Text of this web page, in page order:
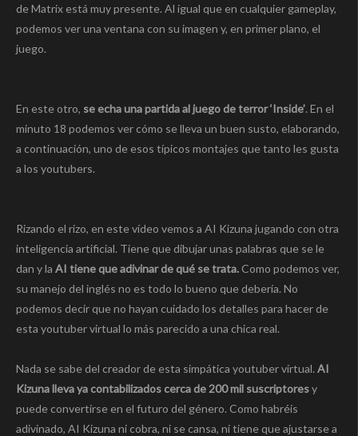
de Matrix está muy presente. Al igual que en cualquier gameplay,
podemos ver una ventana con su imagen y, en primer plano, el
juego.
En este otro, se echa una partida al juego de terror ‘Inside’. En el
minuto 18 podemos ver cómo se lleva un buen susto, elaborando,
a continuación, uno de esos típicos montajes que tanto les gusta
a los youtubers.
Rizando el rizo, en este vídeo vemos a AI Kizuna jugando con otra
inteligencia artificial. Tiene que dibujar unas palabras que se le
dan y la AI tiene que adivinar de qué se trata.Como podemos ver,
su manejo del inglés no es todo lo bueno que debería. No
podemos decir que no hayan cuidado los detalles para hacer de
esta youtuber virtual lo más parecido a una chica real.
Nada se sabe del creador de esta simpática youtuber virtual. AI
Kizuna lleva ya contabilizados cerca de 200 mil suscriptoresy
puede convertirse en el futuro del género. Como habréis
adivinado, AI Kizuna ni cobra, ni se cansa, ni tiene que ajustarse a